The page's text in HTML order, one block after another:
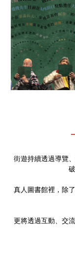
街遊持續透過導覽
真人圖書館裡，除
更將透過互動、交